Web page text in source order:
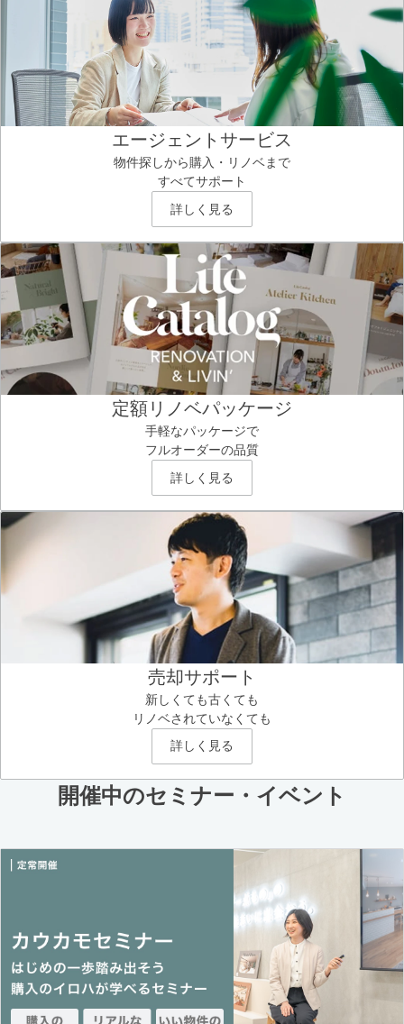
エージェントサービス
物件探しから購入・リノベまで
すべてサポート
詳しく見る
定額リノベパッケージ
手軽なパッケージで
フルオーダーの品質
詳しく見る
売却サポート
新しくても古くても
リノベされていなくても
詳しく見る
開催中のセミナー・イベント